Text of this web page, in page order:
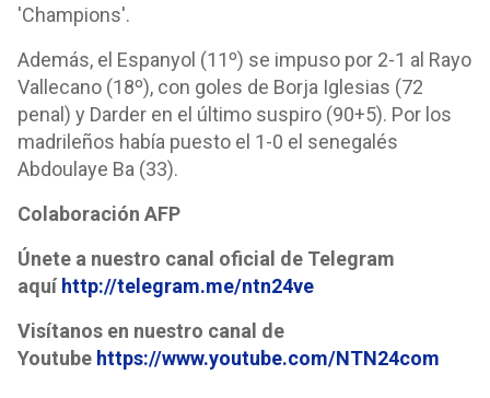
'Champions'.
Además, el Espanyol (11º) se impuso por 2-1 al Rayo
Vallecano (18º), con goles de Borja Iglesias (72
penal) y Darder en el último suspiro (90+5). Por los
madrileños había puesto el 1-0 el senegalés
Abdoulaye Ba (33).
Colaboración AFP
Únete a nuestro canal oficial de Telegram
aquí http://telegram.me/ntn24ve
Visítanos en nuestro canal de
Youtube https://www.youtube.com/NTN24com